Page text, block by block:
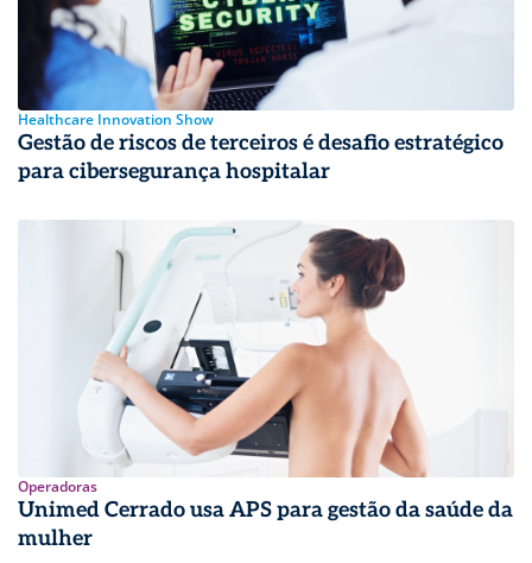
Healthcare Innovation Show
Gestão de riscos de terceiros é desafio estratégico
para cibersegurança hospitalar
Operadoras
Unimed Cerrado usa APS para gestão da saúde da
mulher